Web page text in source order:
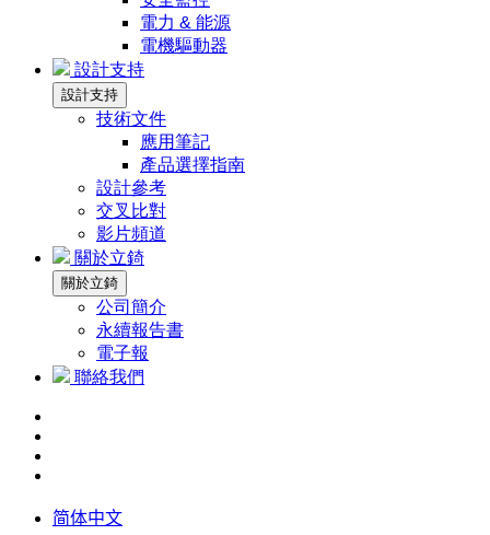
電力 & 能源
電機驅動器
設計支持
設計支持
技術文件
應用筆記
產品選擇指南
設計參考
交叉比對
影片頻道
關於立錡
關於立錡
公司簡介
永續報告書
電子報
聯絡我們
简体中文